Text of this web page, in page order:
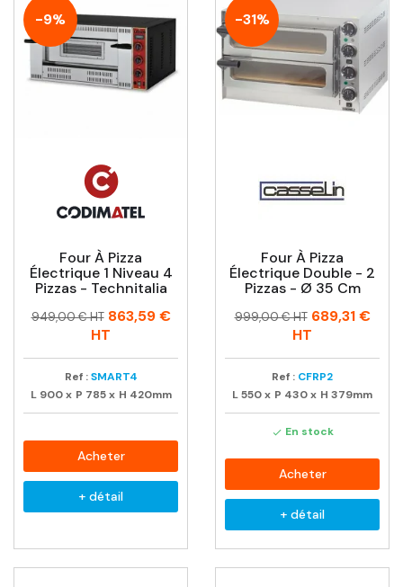
-9%
Four À Pizza
Électrique 1 Niveau 4
Pizzas - Technitalia
Prix
Prix
949,00 € HT 863,59 €
HT
Ref : SMART4
L 900 x P 785 x H 420mm
Acheter
+ détail
-31%
Four À Pizza
Électrique Double - 2
Pizzas - Ø 35 Cm
Prix
Prix
999,00 € HT 689,31 €
HT
Ref : CFRP2
L550x P 430x H 379mm
 En stock
Acheter
+ détail